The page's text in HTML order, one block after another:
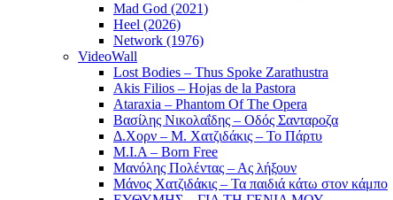
Mad God (2021)
Heel (2026)
Network (1976)
VideoWall
Lost Bodies – Thus Spoke Zarathustra
Akis Filios – Hojas de la Pastora
Ataraxia – Phantom Of The Opera
Βασίλης Νικολαΐδης – Οδός Σανταροζα
Δ.Χορν – Μ. Χατζιδάκις – Το Πάρτυ
M.I.A – Born Free
Μανόλης Πολέντας – Ας λήξουν
Μάνος Χατζιδάκις – Τα παιδιά κάτω στον κάμπο